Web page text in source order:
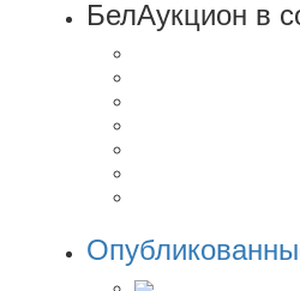
БелАукцион в